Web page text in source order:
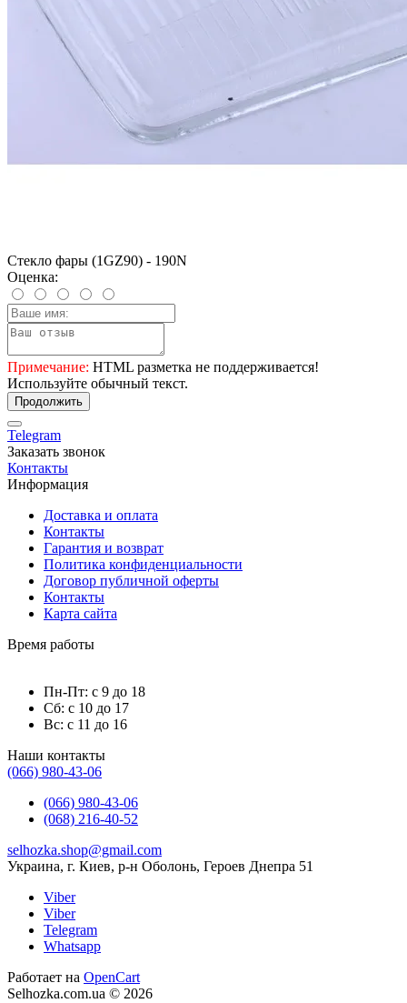
Стекло фары (1GZ90) - 190N
Оценка:
Примечание: HTML разметка не поддерживается!
Используйте обычный текст.
Продолжить
Telegram
Заказать звонок
Контакты
Информация
Доставка и оплата
Контакты
Гарантия и возврат
Политика конфиденциальности
Договор публичной оферты
Контакты
Карта сайта
Время работы
Пн-Пт: с 9 до 18
Сб: с 10 до 17
Вс: с 11 до 16
Наши контакты
(066) 980-43-06
(066) 980-43-06
(068) 216-40-52
selhozka.shop@gmail.com
Украина, г. Киев, р-н Оболонь, Героев Днепра 51
Viber
Viber
Telegram
Whatsapp
Работает на OpenCart
Selhozka.com.ua © 2026